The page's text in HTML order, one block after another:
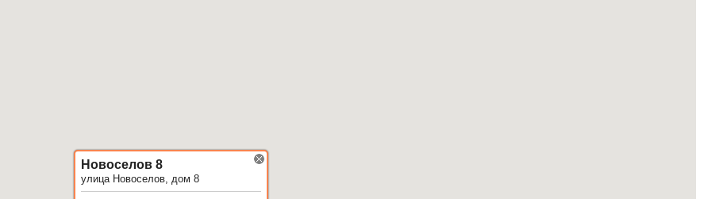
Новоселов 8
улица Новоселов, дом 8